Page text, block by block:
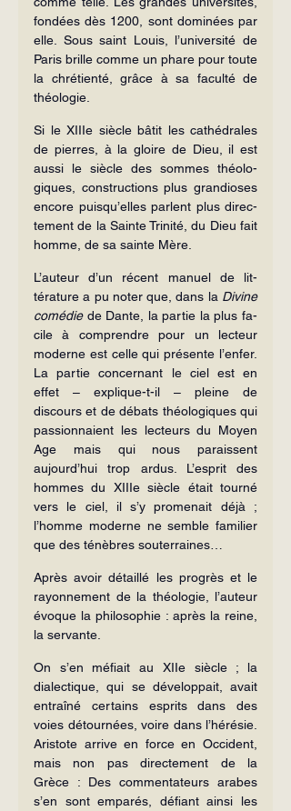
fondées dès 1200, sont dominées par
elle. Sous saint Louis, l’université de
Paris brille comme un phare pour toute
la chrétienté, grâce à sa faculté de
théologie.
Si le XIIIe siècle bâtit les cathédrales
de pierres, à la gloire de Dieu, il est
aussi le siècle des sommes théolo­
giques, constructions plus grandioses
encore puisqu’elles parlent plus direc­
tement de la Sainte Trinité, du Dieu fait
homme, de sa sainte Mère.
L’auteur d’un récent manuel de lit­
térature a pu noter que, dans la Divine
comédie de Dante, la partie la plus fa­
cile à comprendre pour un lecteur
moderne est celle qui présente l’enfer.
La partie concernant le ciel est en
effet – explique-t-il – pleine de
discours et de débats théologiques qui
passion­naient les lecteurs du Moyen
Age mais qui nous paraissent
aujourd’hui trop ardus. L’esprit des
hommes du XIIIe siècle était tourné
vers le ciel, il s’y promenait déjà ;
l’homme mo­derne ne semble familier
que des té­nèbres souterraines…
Après avoir détaillé les progrès et le
rayonnement de la théologie, l’auteur
évoque la philosophie : après la reine,
la servante.
On s’en méfiait au XIIe siècle ; la
dialectique, qui se développait, avait
entraîné certains esprits dans des
voies détournées, voire dans l’hérésie.
Aristote arrive en force en Occident,
mais non pas directement de la
Grèce : Des commentateurs arabes
s’en sont emparés, défiant ainsi les